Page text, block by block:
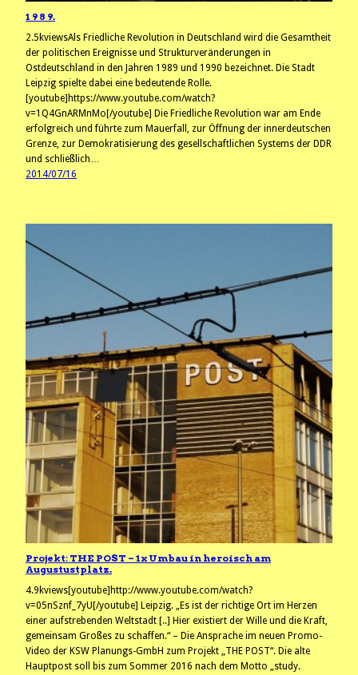
1 9 8 9.
2.5kviewsAls Friedliche Revolution in Deutschland wird die Gesamtheit
der politischen Ereignisse und Strukturveränderungen in
Ostdeutschland in den Jahren 1989 und 1990 bezeichnet. Die Stadt
Leipzig spielte dabei eine bedeutende Rolle.
[youtube]https://www.youtube.com/watch?
v=1Q4GnARMnMo[/youtube] Die Friedliche Revolution war am Ende
erfolgreich und führte zum Mauerfall, zur Öffnung der innerdeutschen
Grenze, zur Demokratisierung des gesellschaftlichen Systems der DDR
und schließlich…
2014/07/16
Projekt: THE POST – 1x Umbau in heroisch am
Augustustplatz.
4.9kviews[youtube]http://www.youtube.com/watch?
v=05nSznf_7yU[/youtube] Leipzig. „Es ist der richtige Ort im Herzen
einer aufstrebenden Weltstadt [..] Hier existiert der Wille und die Kraft,
gemeinsam Großes zu schaffen.“ – Die Ansprache im neuen Promo-
Video der KSW Planungs-GmbH zum Projekt „THE POST“. Die alte
Hauptpost soll bis zum Sommer 2016 nach dem Motto „study.